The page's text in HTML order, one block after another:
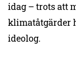
idag – trots att
klimatåtgärder
ideolog.